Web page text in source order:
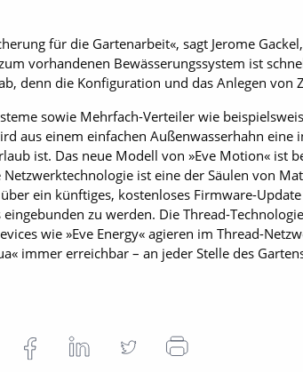
für die Gartenarbeit«, sagt Jerome
vorhandenen Bewässerungssystem ist
denn die Konfiguration und das Anlegen von
sowie Mehrfach-Verteiler wie
aus einem einfachen Außenwasserhahn eine
ist. Das neue Modell von »Eve Motion« ist
ist eine der Säulen von
ein künftiges, kostenloses Firmware-
zu werden. Die Thread-
wie »Eve Energy« agieren im Thread-
immer erreichbar – an jeder Stelle des